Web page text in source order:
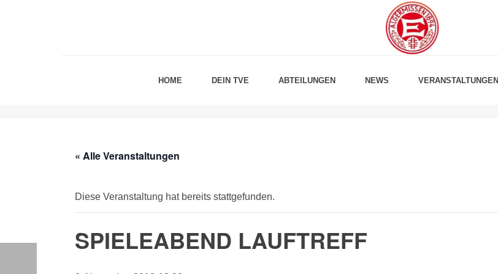
HOME DEIN TVE ABTEILUNGEN NEWS VERANSTALTUNGEN
« Alle Veranstaltungen
Diese Veranstaltung hat bereits stattgefunden.
SPIELEABEND LAUFTREFF